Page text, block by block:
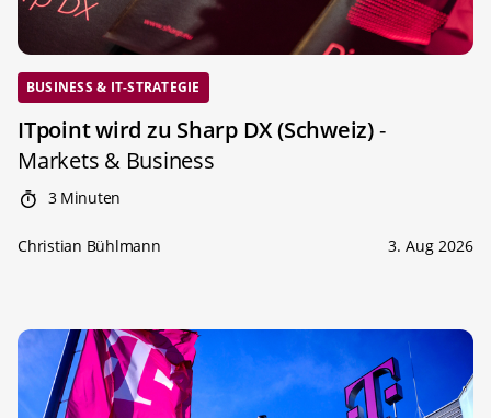
BUSINESS & IT-STRATEGIE
ITpoint wird zu Sharp DX (Schweiz)-
Markets & Business
3 Minuten
Christian Bühlmann 3. Aug 2026